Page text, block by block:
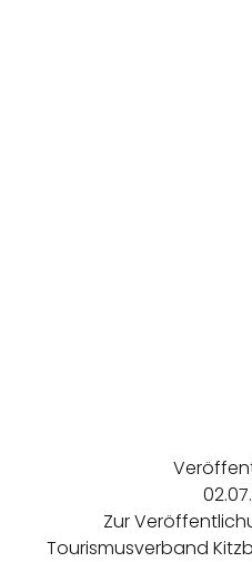
Zur
Tourismusverband